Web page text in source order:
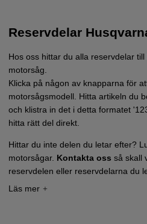
Reservdelar
Hos oss hittar du alla reservdelar
motorsåg.
Klicka på någon av knapparna för
motorsågsmodell. Hitta artikeln du
och klistra in det i detta formatet
hitta rätt del direkt.
Hittar du inte delen du letar efter?
motorsågar. Kontakta oss så skall
reservdelen eller reservdelarna du